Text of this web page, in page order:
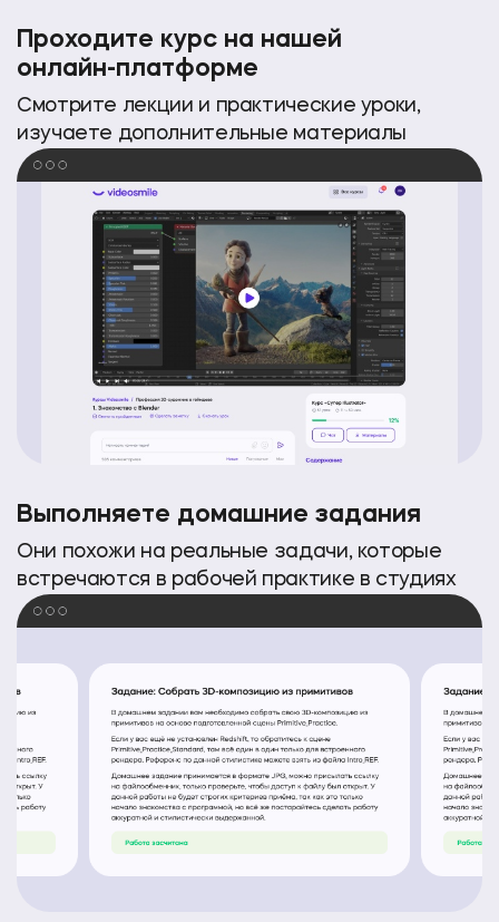
Проходите курс на нашей
онлайн-платформе
Смотрите лекции и практические уроки,
изучаете дополнительные материалы
Выполняете домашние задания
Они похожи на реальные задачи, которые
встречаются в рабочей практике в студиях